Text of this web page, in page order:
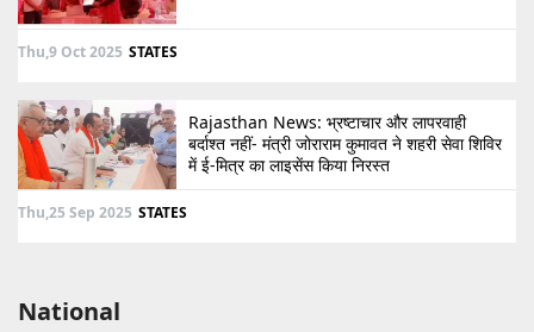
Thu,9 Oct 2025 STATES
Rajasthan News: भ्रष्टाचार और लापरवाही
बर्दाश्त नहीं- मंत्री जोराराम कुमावत ने शहरी सेवा शिविर
में ई-मित्र का लाइसेंस किया निरस्त
Thu,25 Sep 2025 STATES
National